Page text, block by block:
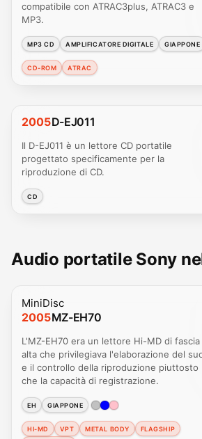
compatibile con ATRAC3plus, ATRAC3 e
MP3.
MP3 CD AMPLIFICATORE DIGITALE GIAPPONE
CD-ROM ATRAC
2005D-EJ011
Il D-EJ011 è un lettore CD portatile
progettato specificamente per la
riproduzione di CD.
CD
Audio portatile Sony
MiniDisc
2005MZ-EH70
L'MZ-EH70 era un lettore Hi-MD di fascia
alta che privilegiava l'elaborazione del
e il controllo della riproduzione piuttosto
che la capacità di registrazione.
EH GIAPPONE
HI-MD VPT METAL BODY
FLAGSHIP